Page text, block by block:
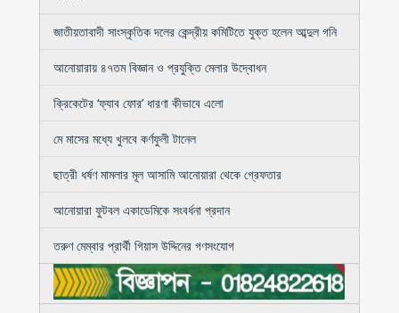
জাতীয়তাবাদী সাংস্কৃতিক দলের কেন্দ্রীয় কমিটিতে যুক্ত হলেন আব্দুল গনি
আনোয়ারায় ৪৭তম বিজ্ঞান ও প্রযুক্তি মেলার উদ্বোধন
ক্রিকেটের ‘ফ্যাব ফোর’ ধারণা কীভাবে এলো
মে মাসের মধ্যে খুলবে কর্ণফুলী টানেল
ছাত্রী ধর্ষণ মামলার মূল আসামি আনোয়ারা থেকে গ্রেফতার
আনোয়ারা ফুটবল একাডেমিকে সংবর্ধনা প্রদান
তরুণ মেম্বার প্রার্থী গিয়াস উদ্দিনের গণসংযোগ